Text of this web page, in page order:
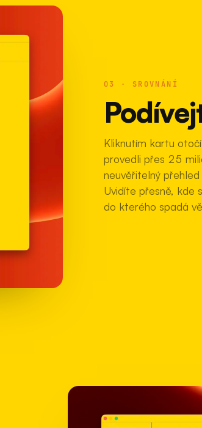
03 · SROVNÁNÍ
Kliknutím kartu
provedli přes 25
neuvěřitelný
Uvidíte přesně, kde
do kterého spadá